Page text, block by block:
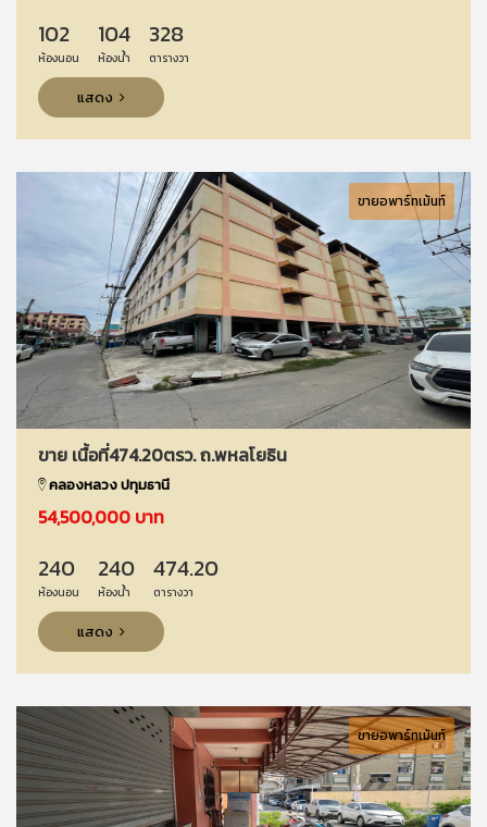
102
ห้องนอน
104
ห้องน้ำ
328
ตารางวา
แสดง
ขายอพาร์ทเม้นท์
ขาย เนื้อที่474.20ตรว. ถ.พหลโยธิน
คลองหลวง ปทุมธานี
54,500,000 บาท
240
ห้องนอน
240
ห้องน้ำ
474.20
ตารางวา
แสดง
ขายอพาร์ทเม้นท์